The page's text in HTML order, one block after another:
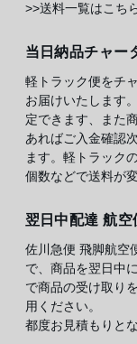
>>送料一覧はこち
当日納品チャー
軽トラック便をチ
お届けいたします
定できます、また
あればご入金確認
ます。軽トラック
個数などで送料が
翌日中配達 航
佐川急便 飛脚航空
で、商品を翌日中
で商品の受け取り
用ください。
都度お見積もりと